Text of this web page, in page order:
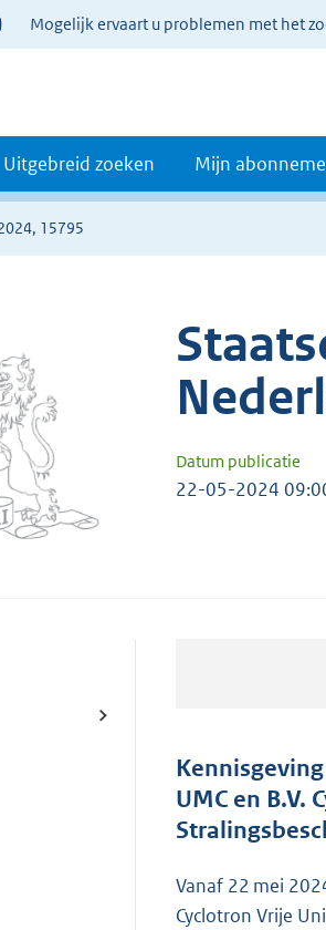
Mogelijk ervaart u problemen met het
Uitgebreid zoeken Mijn
15795
Datum publicatie
22-05-2024
UMC en
Vanaf 22 mei
Cyclotron Vrije